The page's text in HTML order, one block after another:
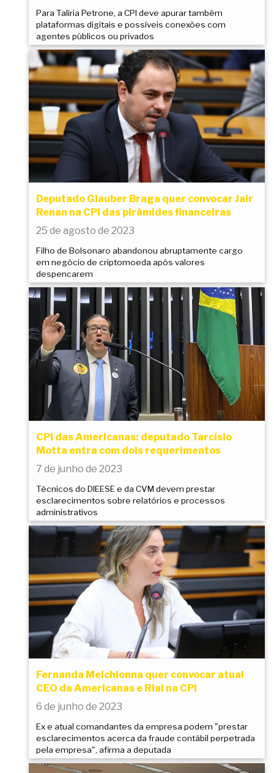
Para Talíria Petrone, a CPI deve apurar também
plataformas digitais e possíveis conexões com
agentes públicos ou privados
Deputado Glauber Braga quer convocar Jair
Renan na CPI das pirâmides financeiras
25 de agosto de 2023
Filho de Bolsonaro abandonou abruptamente cargo
em negócio de criptomoeda após valores
despencarem
CPI das Americanas: deputado Tarcísio
Motta entra com dois requerimentos
7 de junho de 2023
Técnicos do DIEESE e da CVM devem prestar
esclarecimentos sobre relatórios e processos
administrativos
Fernanda Melchionna quer convocar atual
CEO da Americanas e Rial na CPI
6 de junho de 2023
Ex e atual comandantes da empresa podem "prestar
esclarecimentos acerca da fraude contábil perpetrada
pela empresa", afirma a deputada